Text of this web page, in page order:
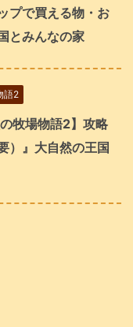
プで買える物・お
とみんなの家
語2
牧場物語2】攻略
）』大自然の王国